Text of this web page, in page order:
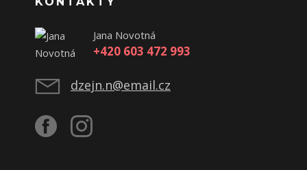
Jana Novotná
+420 603 472 993
dzejn.n@email.cz